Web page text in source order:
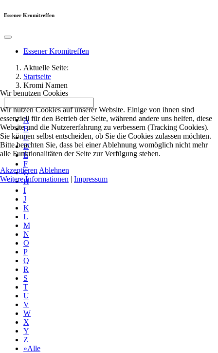
Essener Kromitreffen
Essener Kromitreffen
Aktuelle Seite:
Startseite
Kromi Namen
A
B
C
D
E
F
G
H
I
J
K
L
M
N
O
P
Q
R
S
T
U
V
W
X
Y
Z
»Alle
Wir benutzen Cookies
Wir nutzen Cookies auf unserer Website. Einige von ihnen sind
essenziell für den Betrieb der Seite, während andere uns helfen, diese
Website und die Nutzererfahrung zu verbessern (Tracking Cookies).
Sie können selbst entscheiden, ob Sie die Cookies zulassen möchten.
Bitte beachten Sie, dass bei einer Ablehnung womöglich nicht mehr
alle Funktionalitäten der Seite zur Verfügung stehen.
Akzeptieren Ablehnen
Weitere Informationen | Impressum